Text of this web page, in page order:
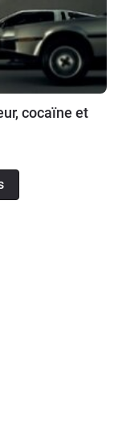
cocaïne et